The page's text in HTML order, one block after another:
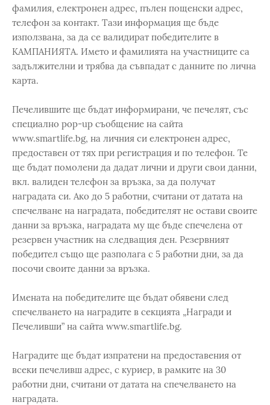
фамилия, електронен адрес, пълен пощенски адрес,
телефон за контакт. Тази информация ще бъде
използвана, за да се валидират победителите в
КАМПАНИЯТА. Името и фамилията на участниците са
задължителни и трябва да съвпадат с данните по лична
карта.
Печелившите ще бъдат информирани, че печелят, със
специално pop-up съобщение на сайта
www.smartlife.bg, на личния си електронен адрес,
предоставен от тях при регистрация и по телефон. Те
ще бъдат помолени да дадат лични и други свои данни,
вкл. валиден телефон за връзка, за да получат
наградата си. Ако до 5 работни, считани от датата на
спечелване на наградата, победителят не остави своите
данни за връзка, наградата му ще бъде спечелена от
резервен участник на следващия ден. Резервният
победител също ще разполага с 5 работни дни, за да
посочи своите данни за връзка.
Имената на победителите ще бъдат обявени след
спечелването на наградите в секцията „Награди и
Печеливши” на сайта www.smartlife.bg.
Наградите ще бъдат изпратени на предоставения от
всеки печеливш адрес, с куриер, в рамките на 30
работни дни, считани от датата на спечелването на
наградата.